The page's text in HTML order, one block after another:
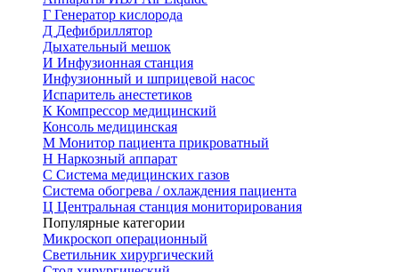
Г Генератор кислорода
Д Дефибриллятор
Дыхательный мешок
И Инфузионная станция
Инфузионный и шприцевой насос
Испаритель анестетиков
К Компрессор медицинский
Консоль медицинская
М Монитор пациента прикроватный
Н Наркозный аппарат
С Система медицинских газов
Система обогрева / охлаждения пациента
Ц Центральная станция мониторирования
Популярные категории
Микроскоп операционный
Светильник хирургический